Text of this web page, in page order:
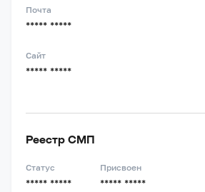
Почта
***** *****
Сайт
***** *****
Реестр СМП
Статус
***** *****
Присвоен
***** *****